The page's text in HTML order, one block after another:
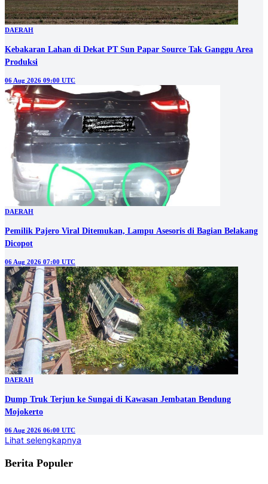
DAERAH
Kebakaran Lahan di Dekat PT Sun Papar Source Tak Ganggu Area
Produksi
06 Aug 2026 09:00 UTC
DAERAH
Pemilik Pajero Viral Ditemukan, Lampu Asesoris di Bagian Belakang
Dicopot
06 Aug 2026 07:00 UTC
DAERAH
Dump Truk Terjun ke Sungai di Kawasan Jembatan Bendung
Mojokerto
06 Aug 2026 06:00 UTC
Lihat selengkapnya
Berita Populer